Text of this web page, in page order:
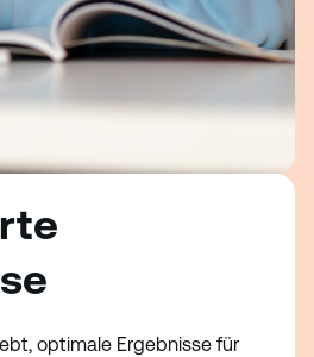
optimale Ergebnisse für